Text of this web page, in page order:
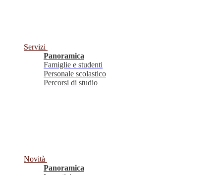
Servizi
Panoramica
Famiglie e studenti
Personale scolastico
Percorsi di studio
Novità
Panoramica